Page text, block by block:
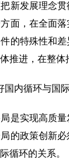
新发展理念
面，在全面
的特殊性和差
推进，在整体
国内循环与国
实现高质量
的政策创新
循环的关系。